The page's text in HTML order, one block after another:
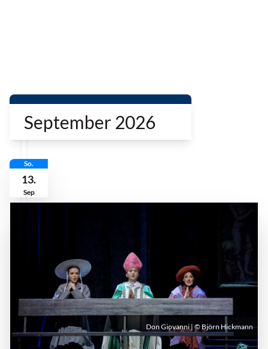
September 2026
So.
13.
Sep
Don Giovanni | © Björn Hickmann